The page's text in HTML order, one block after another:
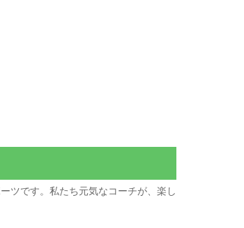
ツです。私たち元気なコーチが、楽し